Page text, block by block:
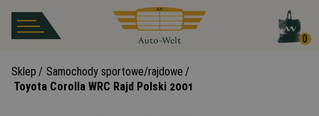
0
Sklep / Samochody sportowe/rajdowe /
Toyota Corolla WRC Rajd Polski 2001